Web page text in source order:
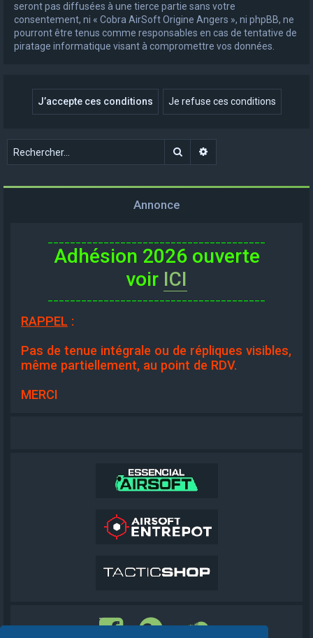
seront pas diffusées à une tierce partie sans votre
consentement, ni « Cobra AirSoft Origine Angers », ni phpBB, ne
pourront être tenus comme responsables en cas de tentative de
piratage informatique visant à compromettre vos données.
Rechercher
Annonce
Adhésion 2026 ouverte
voir ICI
RAPPEL :
Pas de tenue intégrale ou de répliques visibles,
même partiellement, au point de RDV.
MERCI